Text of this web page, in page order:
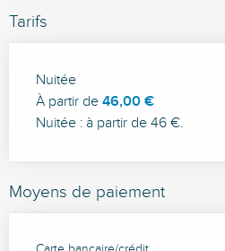
Tarifs
Tarifs 2026
Nuitée
À partir de 46,00 €
Nuitée : à partir de 46 €.
Moyens de paiement